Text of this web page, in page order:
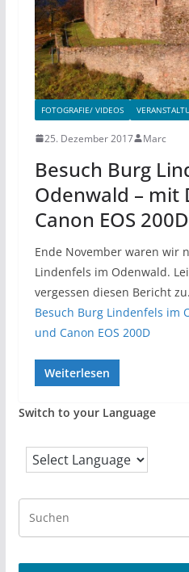
FOTOGRAFIE/ VIDEOS
25. Dezember 2017 Marc
Besuch Burg
Odenwald – mit
Canon EOS 200D
Ende November waren wir
Lindenfels im Odenwald.
vergessen diesen Bericht
Besuch Burg Lindenfels im
und Canon EOS 200D
Weiterlesen
Switch to your Language
r